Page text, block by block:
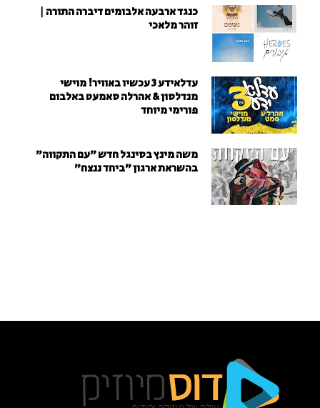
כנגד ארבעה אלבומים דיברה התורה |
זוהר מלאכי
עדלאידע 3 עכשיו באוויר! מוישי
מנדלסון & אהרלה סאמעט באלבום
פורימי מיוחד
משה מינץ בסינגל חדש ״עם התקווה״
בהשראת ארגון "ביחד ננצח"